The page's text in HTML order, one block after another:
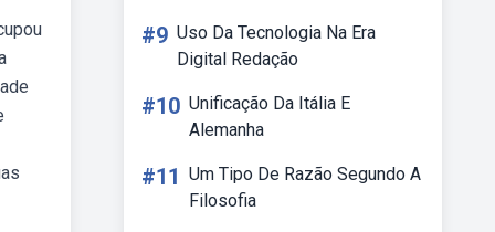
#9 Uso Da Tecnologia Na Era
Digital Redação
#10 Unificação Da Itália E
Alemanha
#11 Um Tipo De Razão Segundo A
Filosofia